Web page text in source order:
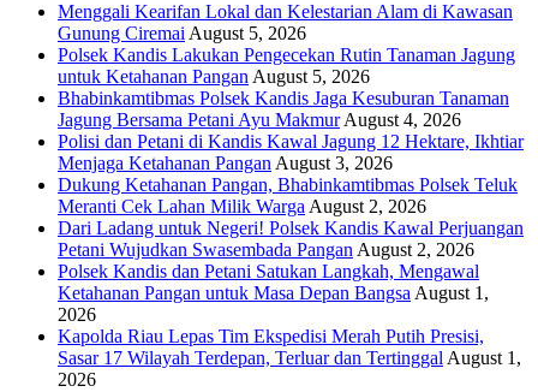
Menggali Kearifan Lokal dan Kelestarian Alam di Kawasan
Gunung Ciremai August 5, 2026
Polsek Kandis Lakukan Pengecekan Rutin Tanaman Jagung
untuk Ketahanan Pangan August 5, 2026
Bhabinkamtibmas Polsek Kandis Jaga Kesuburan Tanaman
Jagung Bersama Petani Ayu Makmur August 4, 2026
Polisi dan Petani di Kandis Kawal Jagung 12 Hektare, Ikhtiar
Menjaga Ketahanan Pangan August 3, 2026
Dukung Ketahanan Pangan, Bhabinkamtibmas Polsek Teluk
Meranti Cek Lahan Milik Warga August 2, 2026
Dari Ladang untuk Negeri! Polsek Kandis Kawal Perjuangan
Petani Wujudkan Swasembada Pangan August 2, 2026
Polsek Kandis dan Petani Satukan Langkah, Mengawal
Ketahanan Pangan untuk Masa Depan Bangsa August 1,
2026
Kapolda Riau Lepas Tim Ekspedisi Merah Putih Presisi,
Sasar 17 Wilayah Terdepan, Terluar dan Tertinggal August 1,
2026